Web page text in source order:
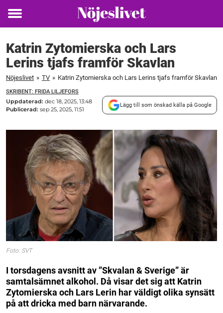
Toggle
Katrin Zytomierska och Lars
Lerins tjafs framför Skavlan
Nöjeslivet » TV » Katrin Zytomierska och Lars Lerins tjafs framför Skavlan
SKRIBENT: FRIDA LILJEFORS
Uppdaterad: dec 18, 2025, 13:48
Publicerad: sep 25, 2025, 11:51
Lägg till som önskad källa på Google
Foto: SVT
I torsdagens avsnitt av ”Skvalan & Sverige” är
samtalsämnet alkohol. Då visar det sig att Katrin
Zytomierska och Lars Lerin har väldigt olika synsätt
på att dricka med barn närvarande.